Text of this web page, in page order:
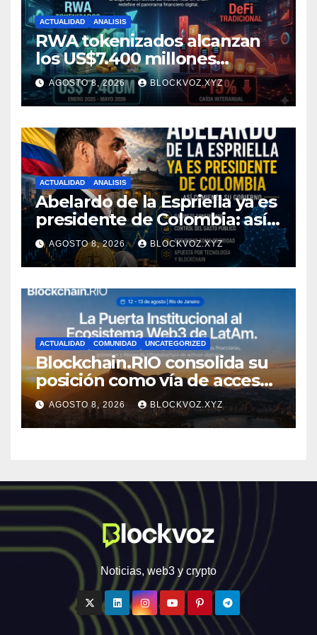
ACTUALIDAD ANALISIS
RWA tokenizados alcanzan
los US$7.400 millones
mientras la DeFi cae 15%
AGOSTO 8, 2026 BLOCKVOZ.XYZ
ACTUALIDAD ANALISIS
Abelardo de la Espriella ya es
presidente de Colombia: así
comienza su gobierno y qué
puede cambiar para la
economía y el sector cripto
AGOSTO 8, 2026 BLOCKVOZ.XYZ
ACTUALIDAD COMUNIDAD UNCATEGORIZED
Blockchain.RIO consolida su
posición como vía de acceso
institucional a la
infraestructura financiera
digital de América Latina
AGOSTO 8, 2026 BLOCKVOZ.XYZ
Noticias, web3 y crypto